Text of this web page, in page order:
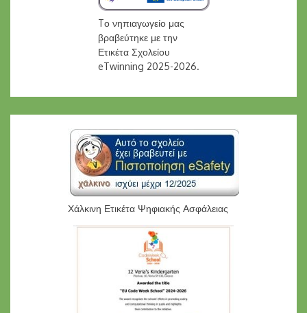
Tο νηπιαγωγείο μας
βραβεύτηκε με την
Ετικέτα Σχολείου
eTwinning 2025-2026.
Χάλκινη Ετικέτα Ψηφιακής Ασφάλειας